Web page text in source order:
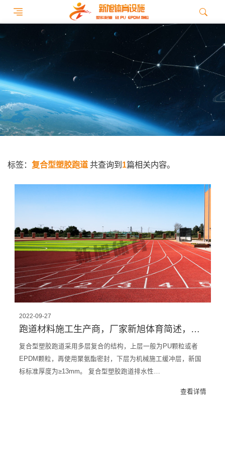
标签： 复合型塑胶跑道 共查询到 1篇相关内容。
2022-09-27
跑道材料施工生产商，厂家新旭体育简述，复合型塑胶跑道建设
复合型塑胶跑道采用多层复合的结构，上层一般为PU颗粒或者
EPDM颗粒，再使用聚氨酯密封，下层为机械施工缓冲层，新国
标标准厚度为≥13mm。 复合型塑胶跑道排水性…
查看详情